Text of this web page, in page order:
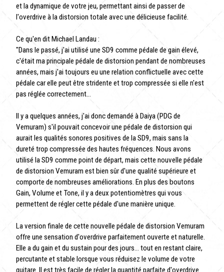
et la dynamique de votre jeu, permettant ainsi de passer de
l'overdrive à la distorsion totale avec une délicieuse facilité.
Ce qu'en dit Michael Landau :
"Dans le passé, j'ai utilisé une SD9 comme pédale de gain élevé,
c'était ma principale pédale de distorsion pendant de nombreuses
années, mais j'ai toujours eu une relation conflictuelle avec cette
pédale car elle peut être stridente et trop compressée si elle n'est
pas réglée correctement...
Il y a quelques années, j'ai donc demandé à Daiya (PDG de
Vemuram) s'il pouvait concevoir une pédale de distorsion qui
aurait les qualités sonores positives de la SD9, mais sans la
dureté trop compressée des hautes fréquences. Nous avons
utilisé la SD9 comme point de départ, mais cette nouvelle pédale
de distorsion Vemuram est bien sûr d'une qualité supérieure et
comporte de nombreuses améliorations. En plus des boutons
Gain, Volume et Tone, il y a deux potentiomètres qui vous
permettent de régler cette pédale d'une manière unique.
La version finale de cette nouvelle pédale de distorsion Vemuram
offre une sensation d'overdrive parfaitement ouverte et naturelle.
Elle a du gain et du sustain pour des jours... tout en restant claire,
percutante et stable lorsque vous réduisez le volume de votre
guitare. Il est très facile de régler la quantité parfaite d'overdrive